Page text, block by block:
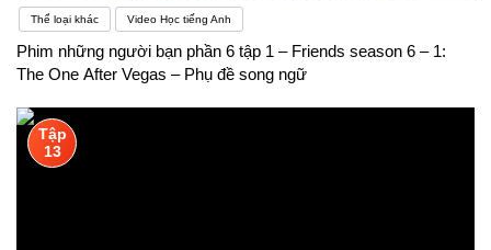
Thể loại khác Video Học tiếng Anh
Phim những người bạn phần 6 tập 1 – Friends season 6 – 1:
The One After Vegas – Phụ đề song ngữ
Tập
13